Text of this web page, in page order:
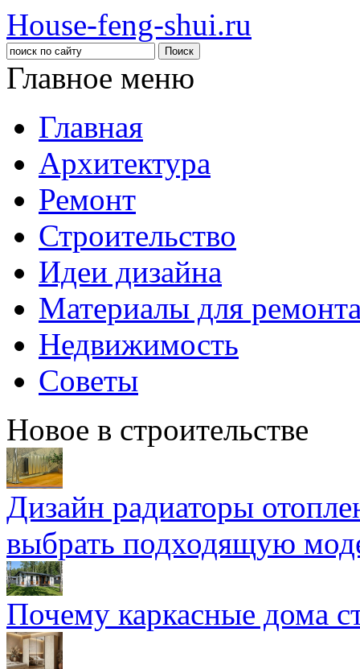
House-feng-shui.ru
Главное меню
Главная
Архитектура
Ремонт
Строительство
Идеи дизайна
Материалы для
Недвижимость
Советы
Новое в строительстве
Дизайн радиаторы
выбрать подходящую
Почему каркасные дома